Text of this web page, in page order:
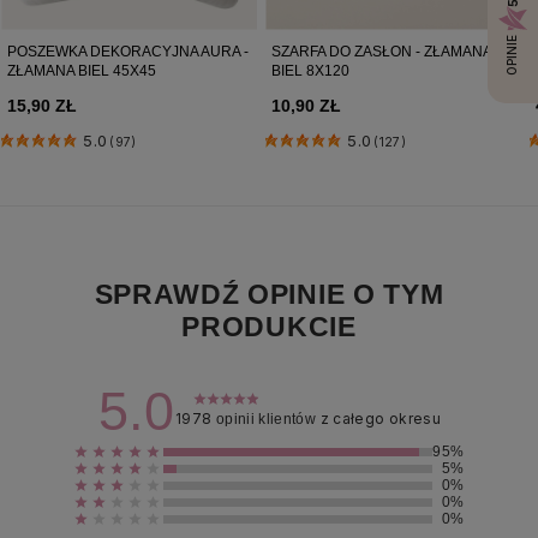
SPRAWDŹ OPINIE O TYM
PRODUKCIE
5.0 1978 opinii klientów z całego okresu
95%
5%
0%
0%
0%
POSZEWKA DEKORACYJNA AURA -
ZŁAMANA BIEL 45X45
15,90 ZŁ
5.0 (97)
SZARFA DO ZASŁON - ZŁAMANA
BIEL 8X120
10,90 ZŁ
5.0 (127)
OPINIE